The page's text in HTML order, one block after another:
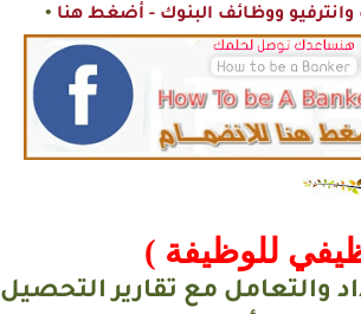
ووظائف البنوك - أضغط هنا •
للوظيفة )
والتعامل مع تقارير التحصيل